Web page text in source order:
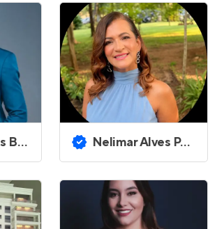
Nelimar Alves Pereira Leite